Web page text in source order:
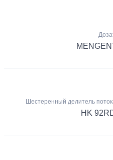
Шестеренный делитель
HK